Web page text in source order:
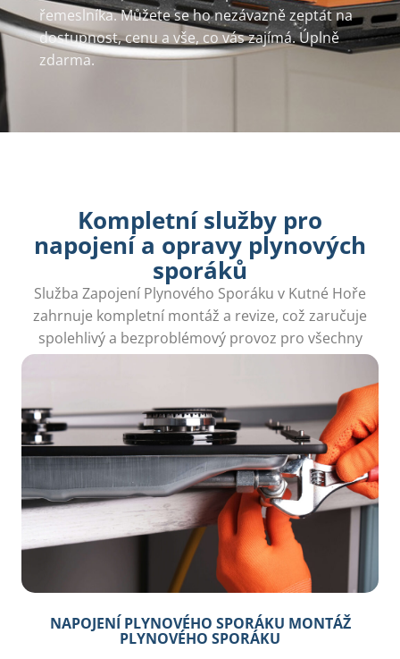
řemeslníka. Můžete se ho nezávazně zeptat na
dostupnost, cenu a vše, co vás zajímá. Úplně
zdarma.
Kompletní služby pro
napojení a opravy plynových
sporáků
Služba Zapojení Plynového Sporáku v Kutné Hoře
zahrnuje kompletní montáž a revize, což zaručuje
spolehlivý a bezproblémový provoz pro všechny
domácnosti.
NAPOJENÍ PLYNOVÉHO SPORÁKU MONTÁŽ
PLYNOVÉHO SPORÁKU